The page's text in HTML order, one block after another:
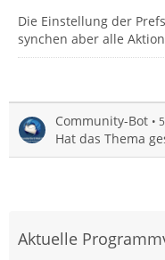
Die Einstellung der
synchen aber alle
Community-Bot
Hat das Thema
Aktuelle